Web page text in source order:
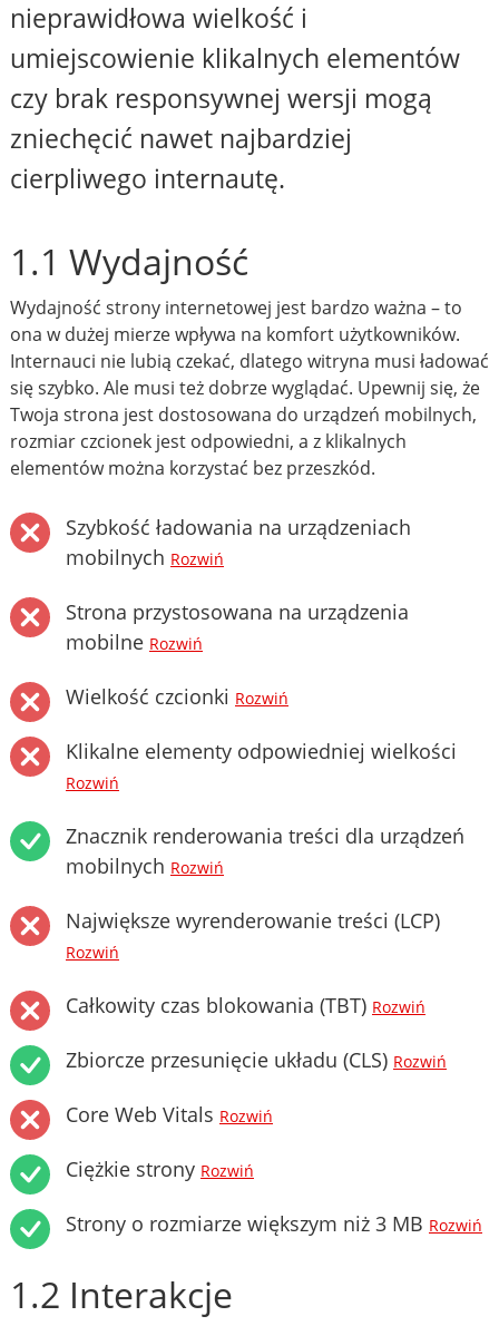
nieprawidłowa wielkość i
umiejscowienie klikalnych elementów
czy brak responsywnej wersji mogą
zniechęcić nawet najbardziej
cierpliwego internautę.
1.1 Wydajność
Wydajność strony internetowej jest bardzo ważna – to
ona w dużej mierze wpływa na komfort użytkowników.
Internauci nie lubią czekać, dlatego witryna musi ładować
się szybko. Ale musi też dobrze wyglądać. Upewnij się, że
Twoja strona jest dostosowana do urządzeń mobilnych,
rozmiar czcionek jest odpowiedni, a z klikalnych
elementów można korzystać bez przeszkód.
Szybkość ładowania na urządzeniach
mobilnych Rozwiń
Strona przystosowana na urządzenia
mobilne Rozwiń
Wielkość czcionki Rozwiń
Klikalne elementy odpowiedniej wielkości
Rozwiń
Znacznik renderowania treści dla urządzeń
mobilnych Rozwiń
Największe wyrenderowanie treści (LCP)
Rozwiń
Całkowity czas blokowania (TBT) Rozwiń
Zbiorcze przesunięcie układu (CLS) Rozwiń
Core Web Vitals Rozwiń
Ciężkie strony Rozwiń
Strony o rozmiarze większym niż 3 MB Rozwiń
1.2 Interakcje